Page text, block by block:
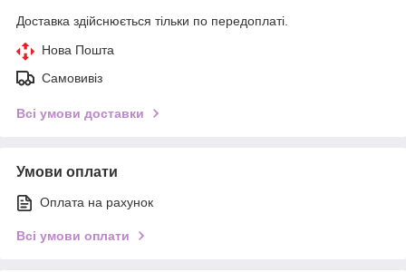
Доставка здійснюється тільки по передоплаті.
Нова Пошта
Самовивіз
Всі умови доставки
Умови оплати
Оплата на рахунок
Всі умови оплати